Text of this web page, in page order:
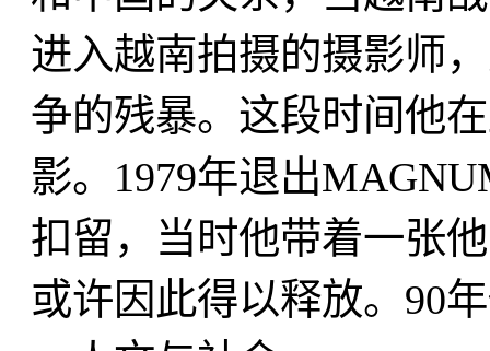
进入越南拍摄的摄影师
争的残暴。这段时间他
影。1979年退出
扣留，当时他带着一张
或许因此得以释放。90